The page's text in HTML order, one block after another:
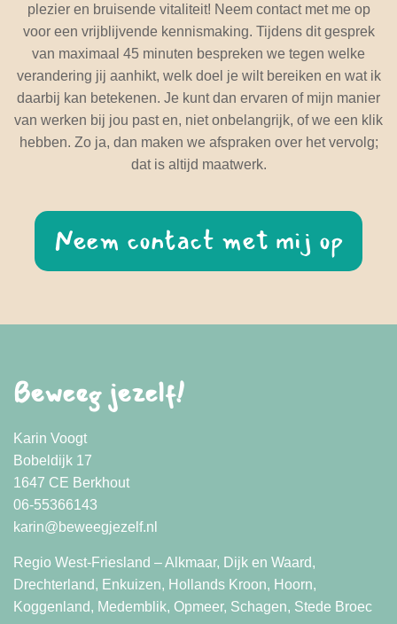
plezier en bruisende vitaliteit! Neem contact met me op
voor een vrijblijvende kennismaking. Tijdens dit gesprek
van maximaal 45 minuten bespreken we tegen welke
verandering jij aanhikt, welk doel je wilt bereiken en wat ik
daarbij kan betekenen. Je kunt dan ervaren of mijn manier
van werken bij jou past en, niet onbelangrijk, of we een klik
hebben. Zo ja, dan maken we afspraken over het vervolg;
dat is altijd maatwerk.
Neem contact met mij op
Beweeg jezelf!
Karin Voogt
Bobeldijk 17
1647 CE Berkhout
06-55366143
karin@beweegjezelf.nl
Regio West-Friesland – Alkmaar, Dijk en Waard,
Drechterland, Enkuizen, Hollands Kroon, Hoorn,
Koggenland, Medemblik, Opmeer, Schagen, Stede Broec